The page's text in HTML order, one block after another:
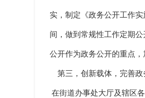
实，制定《政务公开工作
间，做到常规性工作定期
公开作为政务公开的重点，
第三，创新载体，完善政
在街道办事处大厅及辖区